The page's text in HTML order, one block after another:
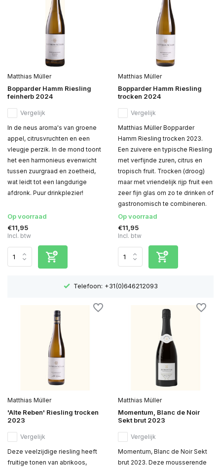
Matthias Müller
Bopparder Hamm Riesling
feinherb 2024
Vergelijk
In de neus aroma's van groene
appel, citrusvruchten en een
vleugje perzik. In de mond toont
het een harmonieus evenwicht
tussen zuurgraad en zoetheid,
wat leidt tot een langdurige
afdronk. Puur drinkplezier!
Op voorraad
€11,95
Incl. btw
Matthias Müller
Bopparder Hamm Riesling
trocken 2024
Vergelijk
Matthias Müller Bopparder
Hamm Riesling trocken 2023.
Een zuivere en typische Riesling
met verfijnde zuren, citrus en
tropisch fruit. Trocken (droog)
maar met vriendelijk rijp fruit een
zeer fijn glas om zo te drinken of
gastronomisch te combineren.
Op voorraad
€11,95
Incl. btw
Telefoon: +31(0)646212093
Matthias Müller
'Alte Reben' Riesling trocken
2023
Vergelijk
Deze veelzijdige riesling heeft
fruitige tonen van abrikoos,
Matthias Müller
Momentum, Blanc de Noir
Sekt brut 2023
Vergelijk
Momentum, Blanc de Noir Sekt
brut 2023. Deze mousserende